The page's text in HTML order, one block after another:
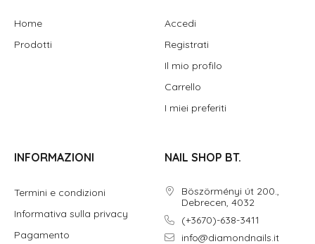
Home
Prodotti
Accedi
Registrati
Il mio profilo
Carrello
I miei preferiti
INFORMAZIONI
Termini e condizioni
Informativa sulla privacy
Pagamento
NAIL SHOP BT.
Böszörményi út 200.,
Debrecen, 4032
(+3670)-638-3411
info@diamondnails.it